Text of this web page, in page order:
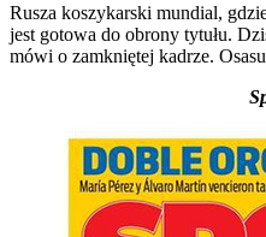
Rusza koszykarski mundial,
jest gotowa do obrony tytułu.
mówi o zamkniętej kadrze.